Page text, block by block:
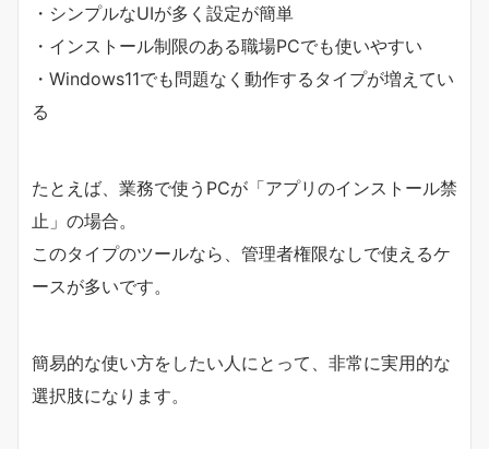
・シンプルなUIが多く設定が簡単
・インストール制限のある職場PCでも使いやすい
・Windows11でも問題なく動作するタイプが増えてい
る
たとえば、業務で使うPCが「アプリのインストール禁
止」の場合。
このタイプのツールなら、管理者権限なしで使えるケ
ースが多いです。
簡易的な使い方をしたい人にとって、非常に実用的な
選択肢になります。